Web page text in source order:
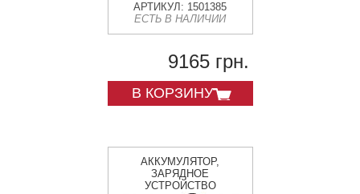
АРТИКУЛ: 1501385
ЕСТЬ В НАЛИЧИИ
9165 грн.
В КОРЗИНУ
АККУМУЛЯТОР,
ЗАРЯДНОЕ
УСТРОЙСТВО